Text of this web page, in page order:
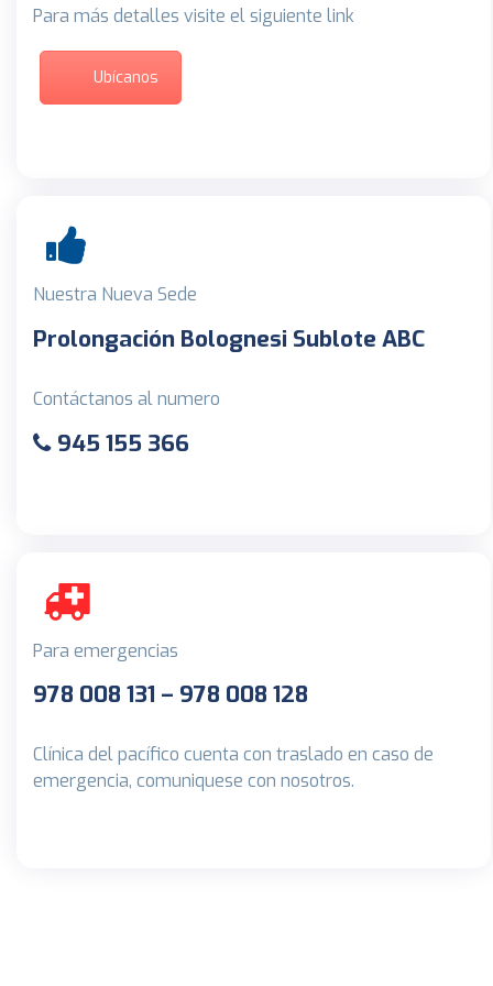
Para más detalles visite el siguiente link
Ubícanos
Nuestra Nueva Sede
Prolongación Bolognesi Sublote ABC
Contáctanos al numero
945 155 366
Para emergencias
978 008 131 – 978 008 128
Clínica del pacífico cuenta con traslado en caso de
emergencia, comuniquese con nosotros.